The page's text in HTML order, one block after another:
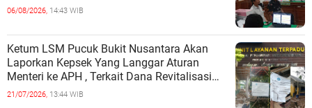
06/08/2026, 14:43 WIB
Ketum LSM Pucuk Bukit Nusantara Akan
Laporkan Kepsek Yang Langgar Aturan
Menteri ke APH , Terkait Dana Revitalisasi
Sekolah
21/07/2026, 13:44 WIB